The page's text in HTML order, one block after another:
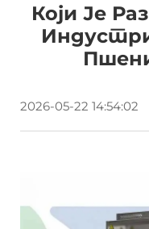
Који Је
2026-05-22 14:54:02